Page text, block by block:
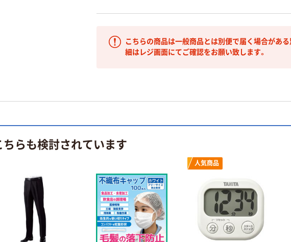
こちらの商品は一般商品とは別便で届く場合があ
細はレジ画面にてご確認をお願い致します。
らも検討されています
人気商品